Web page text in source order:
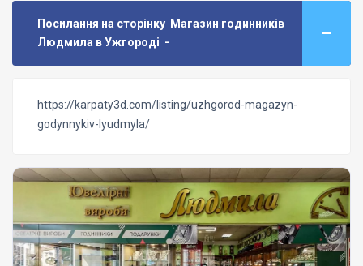
Посилання на сторінку Магазин годинників
Людмила в Ужгороді -
https://karpaty3d.com/listing/uzhgorod-magazyn-
godynnykiv-lyudmyla/